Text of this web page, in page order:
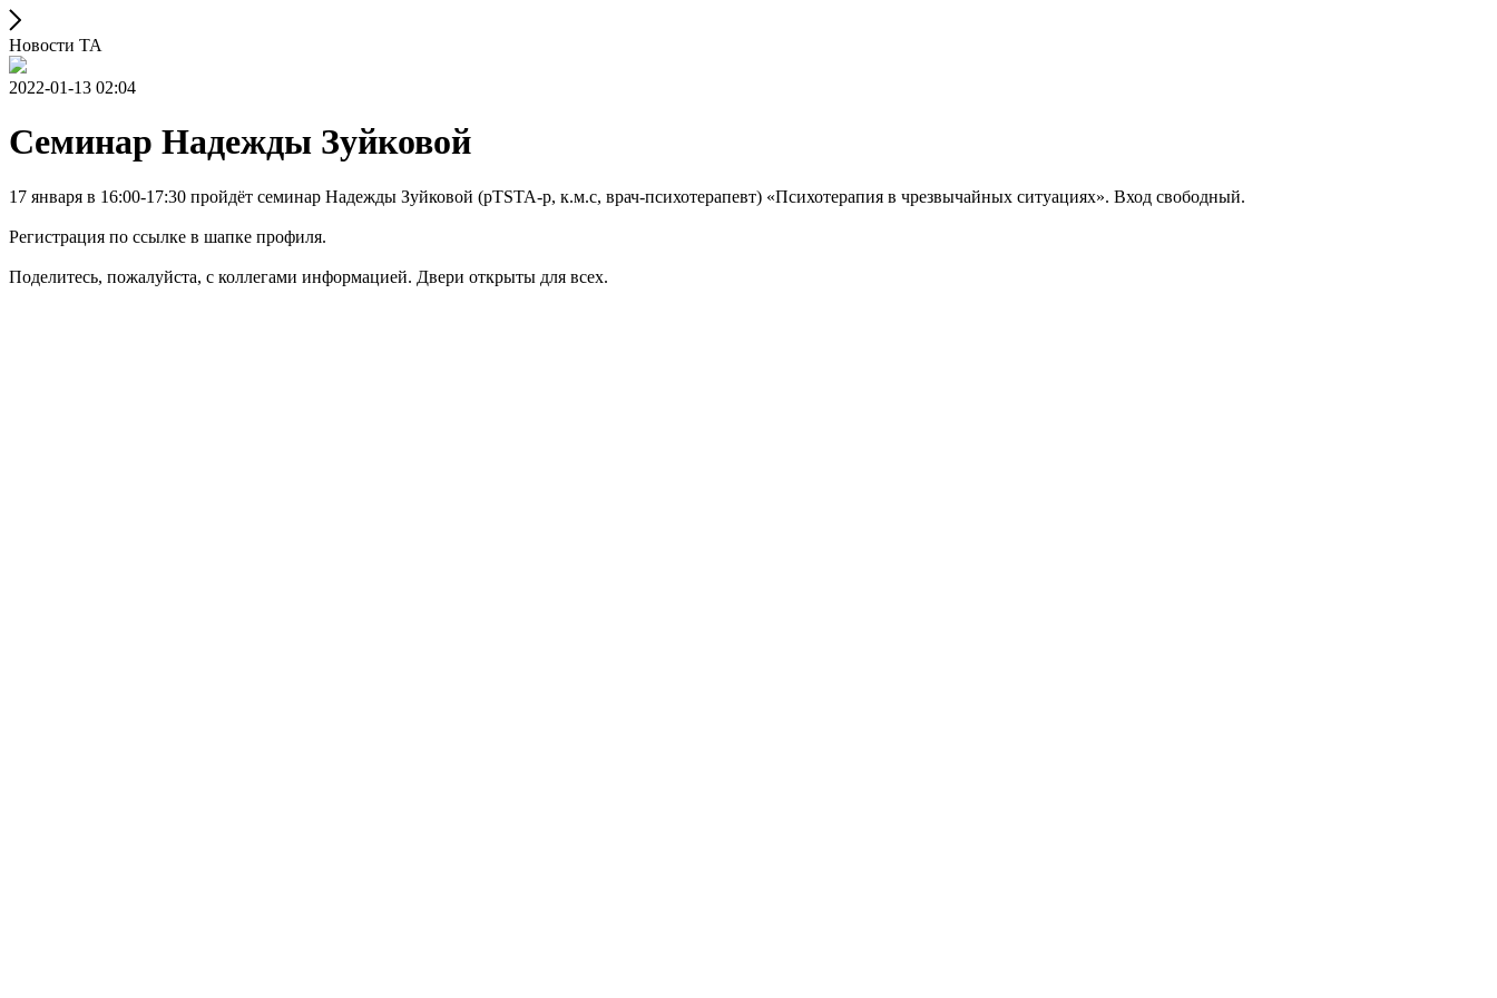
Новости ТА
2022-01-13 02:04
Семинар Надежды Зуйковой
17 января в 16:00-17:30 пройдёт семинар Надежды Зуйковой (pTSTA-p, к.м.с, врач-психотерапевт) «Психотерапия в чрезвычайных ситуациях». Вход свободный.
Регистрация по ссылке в шапке профиля.
Поделитесь, пожалуйста, с коллегами информацией. Двери открыты для всех.